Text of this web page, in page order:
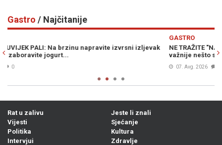
Gastro / Najčitanije
NE TRAŽITE "NAJBOLJI KOMAD MESA": Iskusni mesari kažu da je
važnije nešto sasvim drugo
Rat u zalivu
Vijesti
Politika
Intervjui
Jeste li znali
Sjećanje
Kultura
Zdravlje